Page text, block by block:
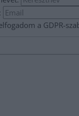
a GDPR-